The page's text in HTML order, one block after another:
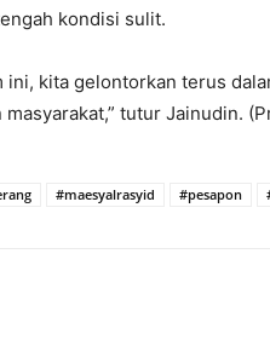
kondisi sulit.
ini, kita gelontorkan terus
tutur Jainudin.
#maesyalrasyid #pesapon